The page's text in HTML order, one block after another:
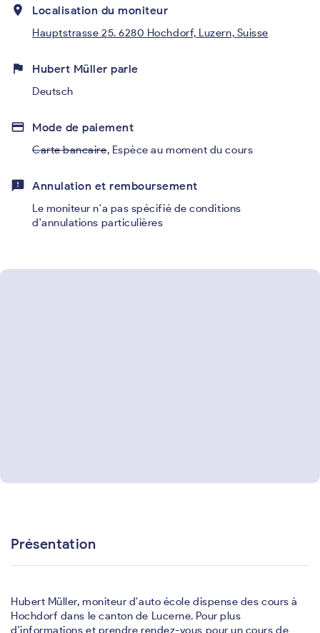
place Localisation du moniteur
Hauptstrasse 25. 6280 Hochdorf, Luzern, Suisse
flag Hubert Müller parle
Deutsch
credit_card Mode de paiement
Carte bancaire, Espèce au moment du cours
feedback Annulation et remboursement
Le moniteur n'a pas spécifié de conditions
d'annulations particulières
Présentation
Hubert Müller, moniteur d'auto école dispense des cours à
Hochdorf dans le canton de Lucerne. Pour plus
d'informations et prendre rendez-vous pour un cours de